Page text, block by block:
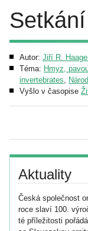
Autor: Jiří R.
Téma: Hmyz,
invertebrates,
Vyšlo v časopise
Aktuality
Česká společnost
roce slaví 100.
té příležitosti